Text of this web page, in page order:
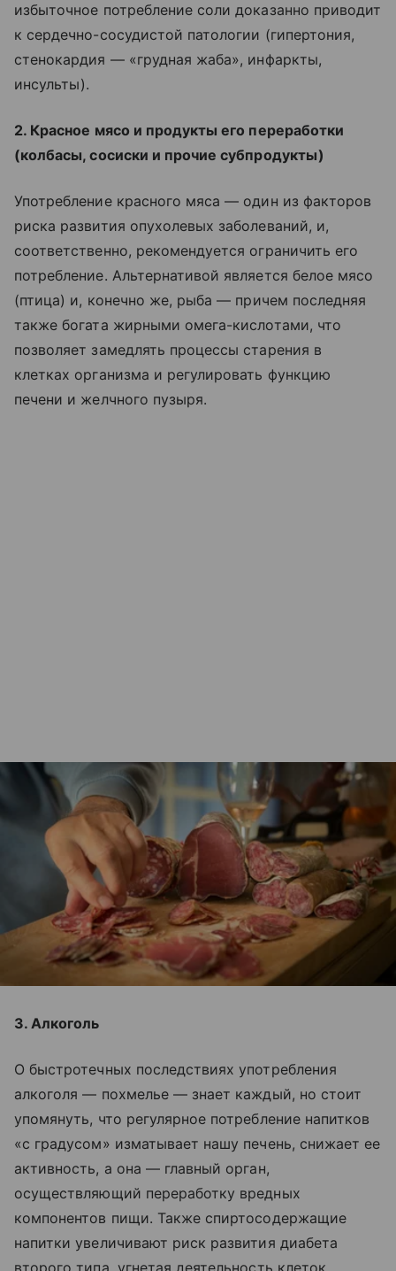
избыточное потребление соли доказанно приводит
к сердечно-сосудистой патологии (гипертония,
стенокардия — «грудная жаба», инфаркты,
инсульты).
2. Красное мясо и продукты его переработки
(колбасы, сосиски и прочие субпродукты)
Употребление красного мяса — один из факторов
риска развития опухолевых заболеваний, и,
соответственно, рекомендуется ограничить его
потребление. Альтернативой является белое мясо
(птица) и, конечно же, рыба — причем последняя
также богата жирными омега-кислотами, что
позволяет замедлять процессы старения в
клетках организма и регулировать функцию
печени и желчного пузыря.
3. Алкоголь
О быстротечных последствиях употребления
алкоголя — похмелье — знает каждый, но стоит
упомянуть, что регулярное потребление напитков
«с градусом» изматывает нашу печень, снижает ее
активность, а она — главный орган,
осуществляющий переработку вредных
компонентов пищи. Также спиртосодержащие
напитки увеличивают риск развития диабета
второго типа, угнетая деятельность клеток